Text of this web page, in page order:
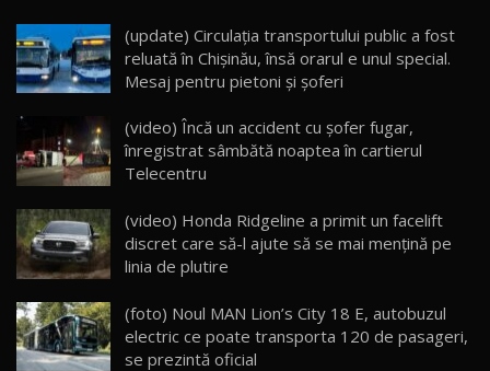
22
Noua Mazda 6e / Test Drive AutoBlog.MD
26:59
23
Lynk & Co 01 / Test Drive AutoBlog.MD
25:19
24
ZEEKR 009: Cel mai Performant și Confortabil
Van Electric Testat în Moldova / AutoBlog.MD
26:38
25
mai Exclusiv și Puternic Defender Testat în
Moldova
32:21
(update) Circulația transportului public a fost
reluată în Chișinău, însă orarul e unul special.
Mesaj pentru pietoni și șoferi
(video) Încă un accident cu șofer fugar,
înregistrat sâmbătă noaptea în cartierul
Telecentru
(video) Honda Ridgeline a primit un facelift
discret care să-l ajute să se mai menţină pe
linia de plutire
(foto) Noul MAN Lion’s City 18 E, autobuzul
electric ce poate transporta 120 de pasageri,
se prezintă oficial